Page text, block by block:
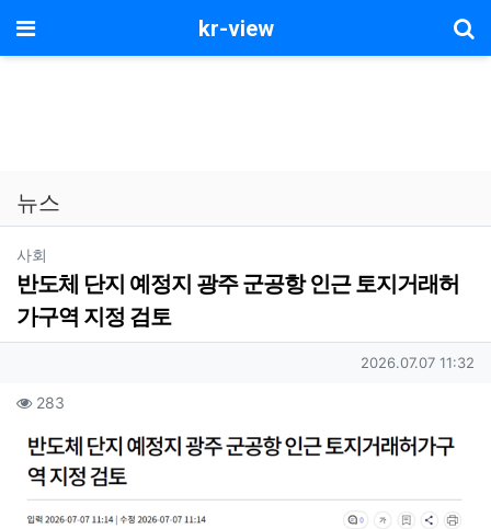
메뉴 kr-view
뉴스
사회
반도체 단지 예정지 광주 군공항 인근 토지거래허
가구역 지정 검토
작성일
2026.07.07 11:32
컨텐츠 정보
283
본문